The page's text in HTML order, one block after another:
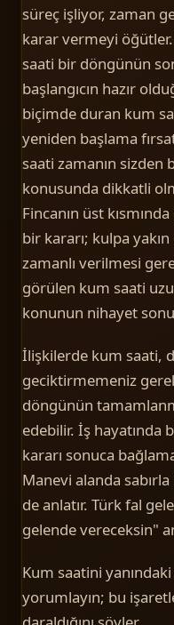
süreç işliyor, zaman
karar vermeyi
saati bir döngünün
başlangıcın hazır
biçimde duran kum
yeniden başlama
saati zamanın sizden
konusunda dikkatli
Fincanın üst
bir kararı; kulpa
zamanlı verilmesi
görülen kum saati
konunun nihayet
İlişkilerde kum saati,
geciktirmemeniz
döngünün
edebilir. İş hayatında
kararı sonuca
Manevi alanda
de anlatır. Türk fal
gelende vereceksin"
Kum saatini
yorumlayın; bu